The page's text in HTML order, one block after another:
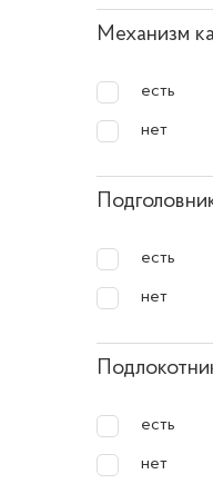
Механизм
есть
нет
есть
нет
есть
нет